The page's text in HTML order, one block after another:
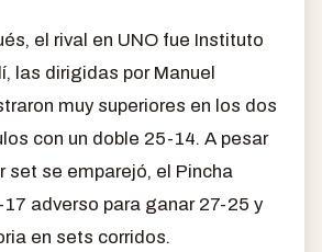
el rival en UNO fue Instituto
las dirigidas por Manuel
muy superiores en los dos
con un doble 25-14. A pesar
set se emparejó, el Pincha
17 adverso para ganar 27-25 y
en sets corridos.